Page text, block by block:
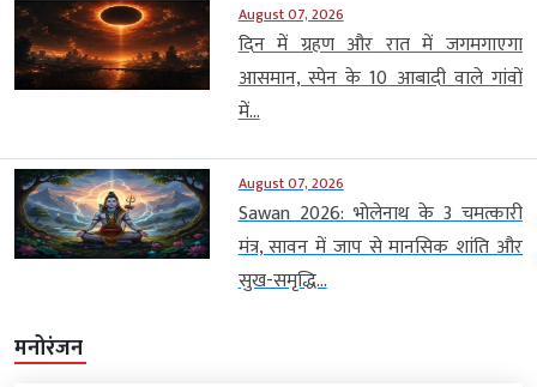
August 07, 2026
दिन में ग्रहण और रात में जगमगाएगा
आसमान, स्पेन के 10 आबादी वाले गांवों
में...
August 07, 2026
Sawan 2026: भोलेनाथ के 3 चमत्कारी
मंत्र, सावन में जाप से मानसिक शांति और
सुख-समृद्धि...
मनोरंजन